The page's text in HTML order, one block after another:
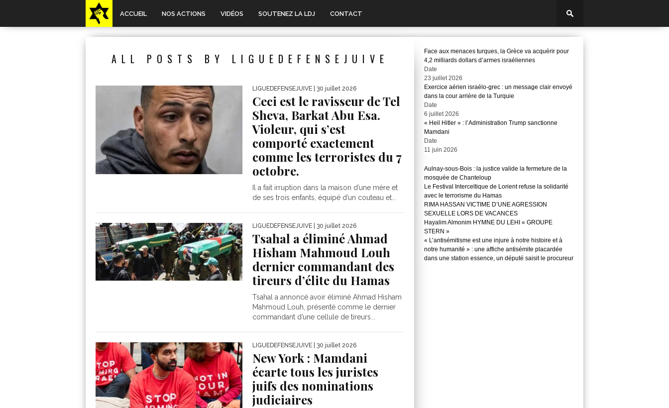
ACCUEIL NOS ACTIONS VIDÉOS SOUTENEZ LA LDJ CONTACT
ALL POSTS BY LIGUEDEFENSEJUIVE
LIGUEDEFENSEJUIVE | 30 juillet 2026
Ceci est le ravisseur de Tel
Sheva, Barkat Abu Esa.
Violeur, qui s’est
comporté exactement
comme les terroristes du 7
octobre.
Il a fait irruption dans la maison d’une mère et
de ses trois enfants, équipé d’un couteau et...
LIGUEDEFENSEJUIVE | 30 juillet 2026
Tsahal a éliminé Ahmad
Hisham Mahmoud Louh
dernier commandant des
tireurs d’élite du Hamas
Tsahal a annoncé avoir éliminé Ahmad Hisham
Mahmoud Louh, présenté comme le dernier
commandant d’une cellule de tireurs...
LIGUEDEFENSEJUIVE | 30 juillet 2026
New York : Mamdani
écarte tous les juristes
juifs des nominations
judiciaires
Face aux menaces turques, la Grèce va acquérir pour
4,2 milliards dollars d’armes israéliennes
Date
23 juillet 2026
Exercice aérien israélo-grec : un message clair envoyé
dans la cour arrière de la Turquie
Date
6 juillet 2026
« Heil Hitler » : l’Administration Trump sanctionne
Mamdani
Date
11 juin 2026
Aulnay-sous-Bois : la justice valide la fermeture de la
mosquée de Chanteloup
Le Festival Interceltique de Lorient refuse la solidarité
avec le terrorisme du Hamas
RIMA HASSAN VICTIME D’UNE AGRESSION
SEXUELLE LORS DE VACANCES
Hayalim Almonim HYMNE DU LEHI « GROUPE
STERN »
« L’antisémitisme est une injure à notre histoire et à
notre humanité » : une affiche antisémite placardée
dans une station essence, un député saisit le procureur